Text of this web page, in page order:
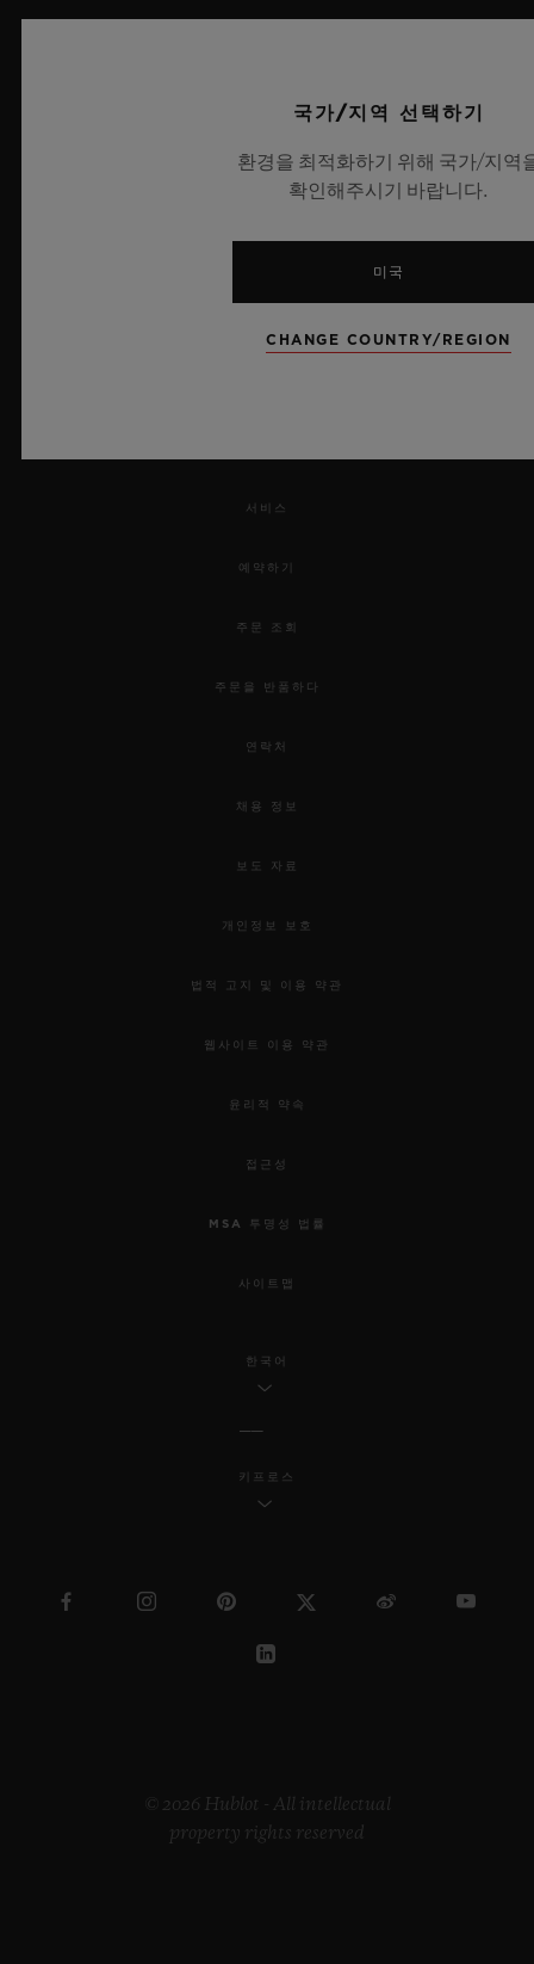
서비스
예약하기
주문 조회
주문을 반품하다
연락처
채용 정보
보도 자료
개인정보 보호
법적 고지 및 이용 약관
웹사이트 이용 약관
윤리적 약속
접근성
MSA 투명성 법률
사이트맵
한국어
키프로스
© 2026 Hublot - All intellectual
property rights reserved
국가/지역 선택하기
환경을 최적화하기 위해 국가/지역
확인해주시기 바랍니다.
미국
CHANGE COUNTRY/REGION